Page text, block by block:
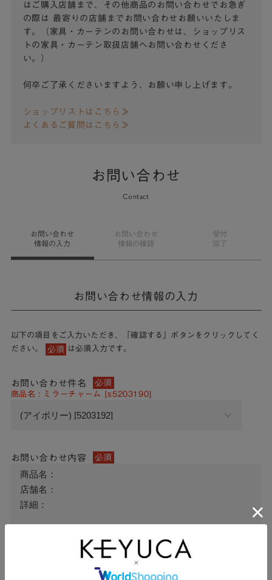
はご購入店舗まで、その他商品のお問い合わせでお急ぎ
の際は
最寄りの店舗までお問い合わせお願いいたしま
す。（家具・カーテンのお問い合わせは、ショップリス
トの家具・カーテン取扱店舗へお問い合わせくださ
い。）
何卒ご了承くださいますよう、お願い申し上げます。
ショップリストはこちら≫
よくあるご質問はこちら≫
お問い合わせ
Contact
お問い合わせ
情報の入力
お問い合わせ
情報の確認
受付
完了
お問い合わせ情報の入力
以下の項目をご入力いただき、「確認する」ボタンをクリックしてく
ださい。
必須 は必須入力です。
お問い合わせ件名 必須
商品名 : ミラーチャーム [s5203190]
お問い合わせ内容 必須